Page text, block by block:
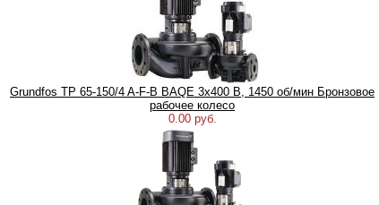
Grundfos TP 65-150/4 A-F-B BAQE 3x400 В, 1450 об/мин Бронзовое
рабочее колесо
0.00 руб.